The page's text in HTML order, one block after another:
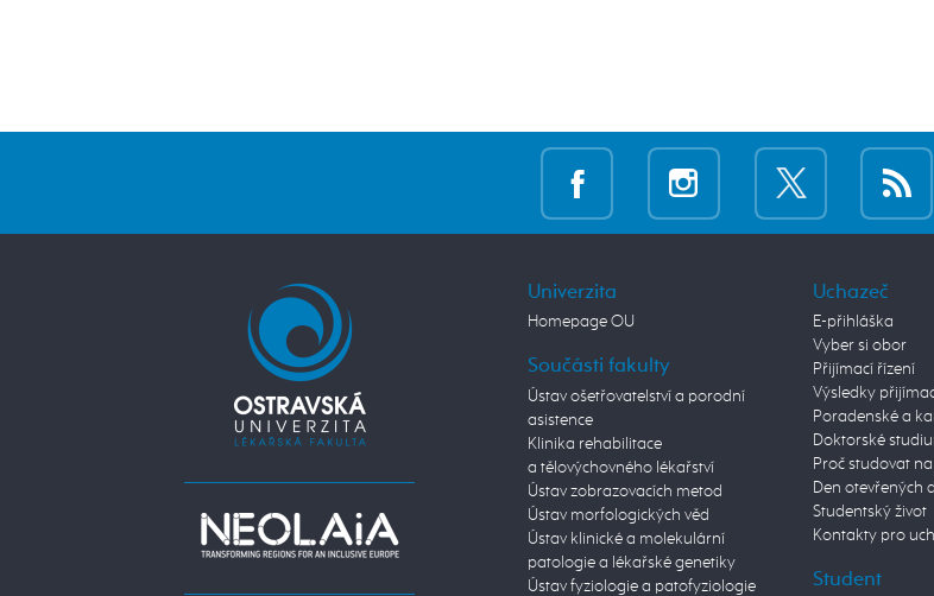
Univerzita
Homepage OU
Součásti fakulty
Ústav ošetřovatelství a porodní
asistence
Klinika rehabilitace
a tělovýchovného lékařství
Ústav zobrazovacích metod
Ústav morfologických věd
Ústav klinické a molekulární
patologie a lékařské genetiky
Ústav fyziologie a patofyziologie
Uchazeč
E-přihláška
Vyber si obor
Přijímací řízení
Výsledky
Poradenské a
Doktorské
Proč studovat na
Den otevřených
Studentský život
Kontakty pro
Student